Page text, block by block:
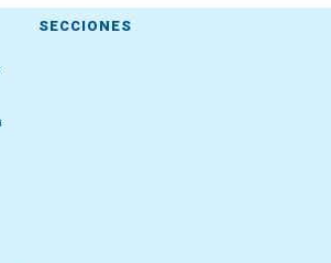
SECCIONES